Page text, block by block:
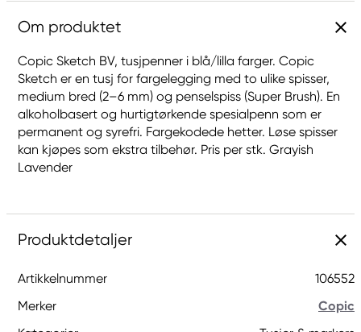
Om produktet
Copic Sketch BV, tusjpenner i blå/lilla farger. Copic
Sketch er en tusj for fargelegging med to ulike spisser,
medium bred (2–6 mm) og penselspiss (Super Brush). En
alkoholbasert og hurtigtørkende spesialpenn som er
permanent og syrefri. Fargekodede hetter. Løse spisser
kan kjøpes som ekstra tilbehør. Pris per stk. Grayish
Lavender
Produktdetaljer
Artikkelnummer
106552
Merker
Copic